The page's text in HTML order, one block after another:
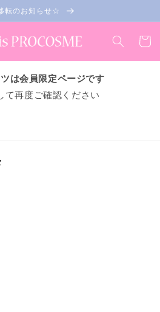
転のお知らせ☆
カ
ー
は会員限定ページです
て再度ご確認ください